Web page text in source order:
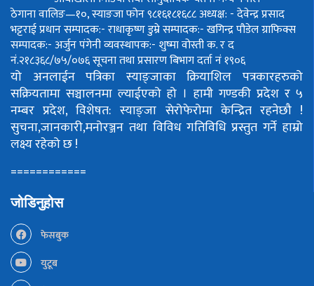
ठेगाना वालिङ—१०, स्याङजा फोन ९८१६१८१६८८अध्यक्ष: - देवेन्द्र प्रसाद
भट्टराईप्रधान सम्पादक:- राधाकृष्ण डुम्रेसम्पादक:- खगिन्द्र पौडेलग्राफिक्स
सम्पादक:- अर्जुन पंगेनीव्यवस्थापक:- शुष्मा वोस्तीक. र द
नं.२१८३६८/७५/०७६सूचना तथा प्रसारण बिभाग दर्ता नं १९०६
यो अनलाईन पत्रिका स्याङ्जाका क्रियाशिल पत्रकारहरुको
सक्रियतामा सञ्चालनमा ल्याईएको हो । हामी गण्डकी प्रदेश र ५
नम्बर प्रदेश, विशेषत: स्याङ्जा सेरोफेरोमा केन्द्रित रहनेछौ !
सुचना,जानकारी,मनोरञ्जन तथा विविध गतिविधि प्रस्तुत गर्ने हाम्रो
लक्ष्य रहेको छ !
============
जोडिनुहोस
फेसबुक
युटूब